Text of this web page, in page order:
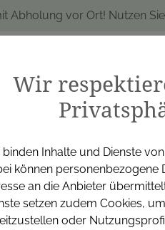
Abholung vor Ort! Nutzen
Wir
Inhalte und Dienste
können personenbezogene
an die Anbieter
setzen zudem Cookies,
oder